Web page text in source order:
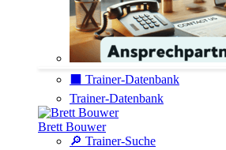
⬛️ Trainer-Datenbank
Trainer-Datenbank
Brett Bouwer
🔎 Trainer-Suche